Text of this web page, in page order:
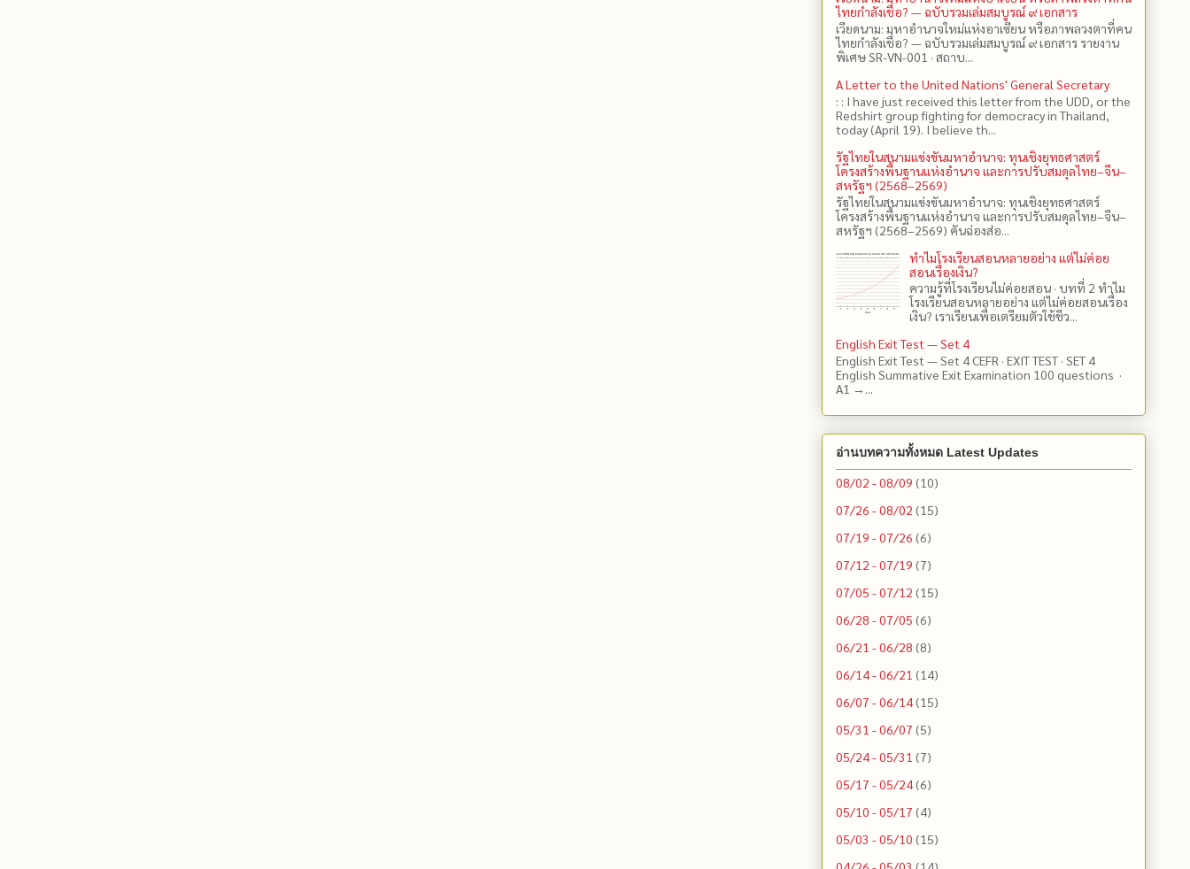
ไทยกำลังเชื่อ? — ฉบับรวมเล่มสมบูรณ์ ๙ เอกสาร
เวียดนาม: มหาอำนาจใหม่แห่งอาเซียน หรือภาพลวงตาที่คน
ไทยกำลังเชื่อ? — ฉบับรวมเล่มสมบูรณ์ ๙ เอกสาร รายงาน
พิเศษ SR-VN-001 · สถาบ...
A Letter to the United Nations' General Secretary
: : I have just received this letter from the UDD, or the
Redshirt group fighting for democracy in Thailand,
today (April 19). I believe th...
รัฐไทยในสนามแข่งขันมหาอำนาจ: ทุนเชิงยุทธศาสตร์
โครงสร้างพื้นฐานแห่งอำนาจ และการปรับสมดุลไทย–จีน–
สหรัฐฯ (2568–2569)
รัฐไทยในสนามแข่งขันมหาอำนาจ: ทุนเชิงยุทธศาสตร์
โครงสร้างพื้นฐานแห่งอำนาจ และการปรับสมดุลไทย–จีน–
สหรัฐฯ (2568–2569) คันฉ่องส่อ...
ทำไมโรงเรียนสอนหลายอย่าง แต่ไม่ค่อย
สอนเรื่องเงิน?
ความรู้ที่โรงเรียนไม่ค่อยสอน · บทที่ 2 ทำไม
โรงเรียนสอนหลายอย่าง แต่ไม่ค่อยสอนเรื่อง
เงิน? เราเรียนเพื่อเตรียมตัวใช้ชีว...
English Exit Test — Set 4
English Exit Test — Set 4 CEFR · EXIT TEST · SET 4
English Summative Exit Examination 100 questions ·
A1 →...
อ่านบทความทั้งหมด Latest Updates
08/02 - 08/09 (10)
07/26 - 08/02 (15)
07/19 - 07/26 (6)
07/12 - 07/19 (7)
07/05 - 07/12 (15)
06/28 - 07/05 (6)
06/21 - 06/28 (8)
06/14 - 06/21 (14)
06/07 - 06/14(15)
05/31 - 06/07 (5)
05/24 - 05/31 (7)
05/17 - 05/24(6)
05/10 - 05/17 (4)
05/03 - 05/10 (15)